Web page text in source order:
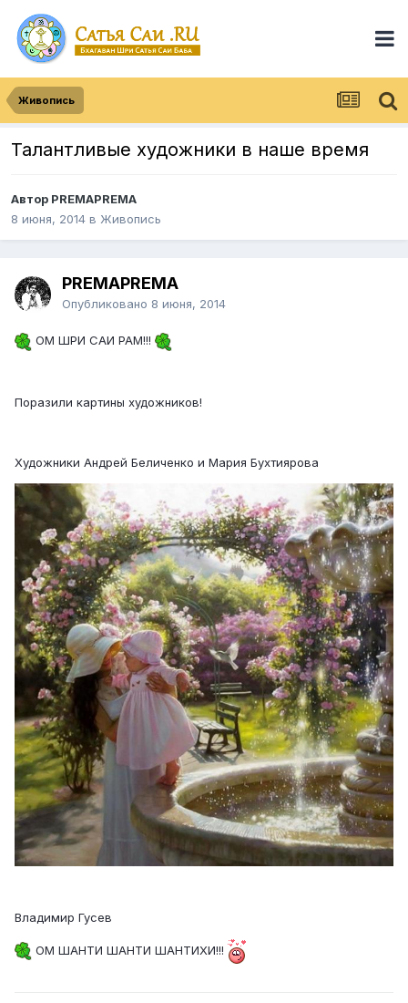
Живопись
Талантливые художники в наше время
Автор PREMAPREMA
8 июня, 2014 в Живопись
PREMAPREMA
Опубликовано 8 июня, 2014
ОМ ШРИ САИ РАМ!!!
Поразили картины художников!
Художники Андрей Беличенко и Мария Бухтиярова
Владимир Гусев
ОМ ШАНТИ ШАНТИ ШАНТИХИ!!!